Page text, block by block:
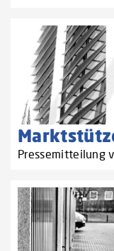
Pressemitteilung